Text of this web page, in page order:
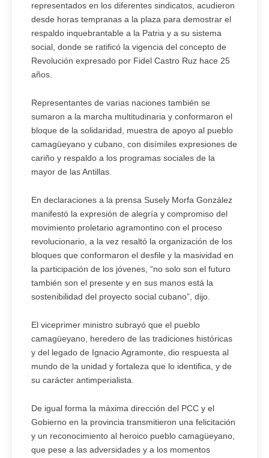
representados en los diferentes sindicatos, acudieron
desde horas tempranas a la plaza para demostrar el
respaldo inquebrantable a la Patria y a su sistema
social, donde se ratificó la vigencia del concepto de
Revolución expresado por Fidel Castro Ruz hace 25
años.
Representantes de varias naciones también se
sumaron a la marcha multitudinaria y conformaron el
bloque de la solidaridad, muestra de apoyo al pueblo
camagüeyano y cubano, con disímiles expresiones de
cariño y respaldo a los programas sociales de la
mayor de las Antillas.
En declaraciones a la prensa Susely Morfa González
manifestó la expresión de alegría y compromiso del
movimiento proletario agramontino con el proceso
revolucionario, a la vez resaltó la organización de los
bloques que conformaron el desfile y la masividad en
la participación de los jóvenes, “no solo son el futuro
también son el presente y en sus manos está la
sostenibilidad del proyecto social cubano”, dijo.
El viceprimer ministro subrayó que el pueblo
camagüeyano, heredero de las tradiciones históricas
y del legado de Ignacio Agramonte, dio respuesta al
mundo de la unidad y fortaleza que lo identifica, y de
su carácter antimperialista.
De igual forma la máxima dirección del PCC y el
Gobierno en la provincia transmitieron una felicitación
y un reconocimiento al heroico pueblo camagüeyano,
que pese a las adversidades y a los momentos